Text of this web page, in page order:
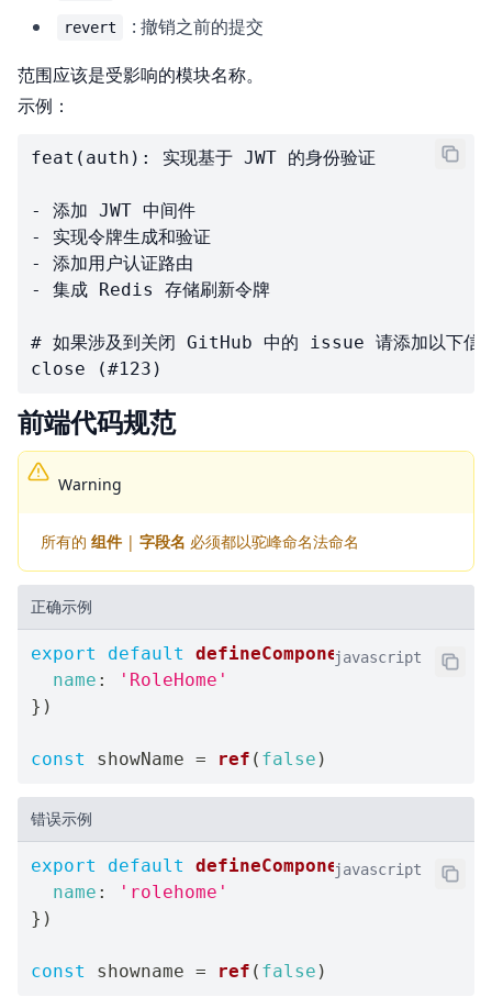
revert
: 撤销之前的提交
范围应该是受影响的模块名称。
示例：
feat(auth): 实现基于 JWT 的身份验证
- 添加 JWT 中间件
- 实现令牌生成和验证
- 添加用户认证路由
- 集成 Redis 存储刷新令牌
# 如果涉及到关闭 GitHub 中的 issue 请添加以下
close (#123)
前端代码规范
Warning
所有的 组件 | 字段名 必须都以驼峰命名法命名
正确示例
javascript
export default defineComponent({
name :
'RoleHome'
} )
const showName = ref ( false )
错误示例
javascript
export default defineComponent({
name :
'rolehome'
} )
const showname = ref ( false )